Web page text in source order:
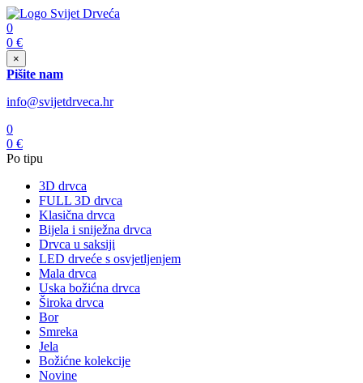
0
0 €
×
Pišite nam
info@svijetdrveca.hr
0
0 €
Po tipu
3D drvca
FULL 3D drvca
Klasična drvca
Bijela i sniježna drvca
Drvca u saksiji
LED drveće s osvjetljenjem
Mala drvca
Uska božićna drvca
Široka drvca
Bor
Smreka
Jela
Božićne kolekcije
Novine